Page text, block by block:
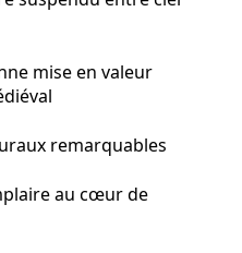
mise en valeur
remarquables
au cœur de